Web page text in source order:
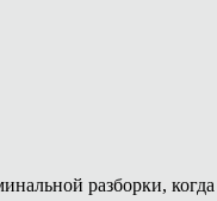
разборки,